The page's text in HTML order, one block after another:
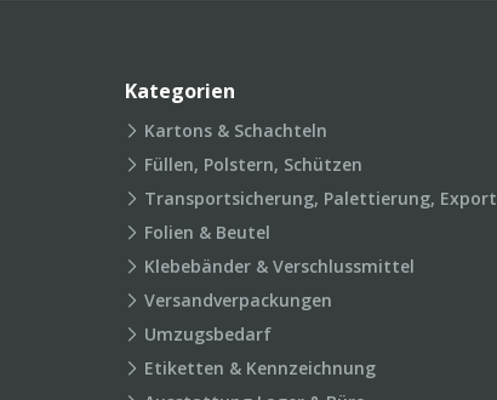
Kategorien
Kartons & Schachteln
Füllen, Polstern, Schützen
Transportsicherung, Palettierung, Export
Folien & Beutel
Klebebänder & Verschlussmittel
Versandverpackungen
Umzugsbedarf
Etiketten & Kennzeichnung